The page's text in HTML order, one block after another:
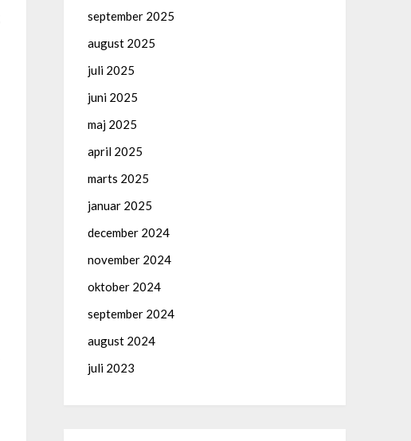
september 2025
august 2025
juli 2025
juni 2025
maj 2025
april 2025
marts 2025
januar 2025
december 2024
november 2024
oktober 2024
september 2024
august 2024
juli 2023